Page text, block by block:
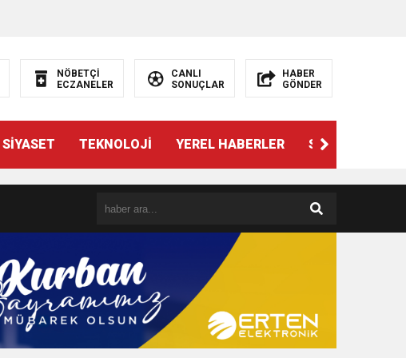
NÖBETÇİ
ECZANELER
CANLI
SONUÇLAR
HABER
GÖNDER
SİYASET TEKNOLOJİ YEREL HABERLER SPOR